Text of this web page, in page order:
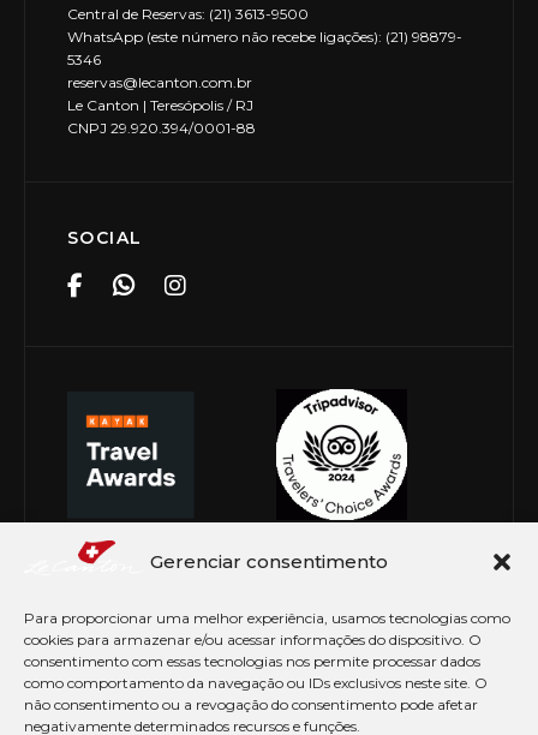
Gerenciar consentimento
Para proporcionar uma melhor experiência, usamos tecnologias como
cookies para armazenar e/ou acessar informações do dispositivo. O
consentimento com essas tecnologias nos permite processar dados
como comportamento da navegação ou IDs exclusivos neste site. O
não consentimento ou a revogação do consentimento pode afetar
negativamente determinados recursos e funções.
Central de Reservas: (21) 3613-9500
WhatsApp (este número não recebe ligações): (21) 98879-
5346
reservas@lecanton.com.br
Le Canton | Teresópolis / RJ
CNPJ 29.920.394/0001-88
SOCIAL
© Copyright 2026 Le Canton. Todos os direitos